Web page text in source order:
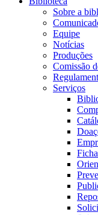
Sobre a
Equipe
Notícias
Produções
Comissão
Serviços